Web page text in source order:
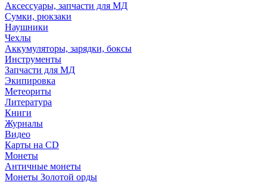
Аксессуары, запчасти для МД
Сумки, рюкзаки
Наушники
Чехлы
Аккумуляторы, зарядки, боксы
Инструменты
Запчасти для МД
Экипировка
Метеориты
Литература
Книги
Журналы
Видео
Карты на CD
Монеты
Античные монеты
Монеты Золотой орды